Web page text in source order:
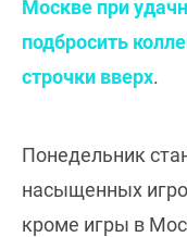
Москве при
подбросить
строчки вверх.
Понедельник
насыщенных
кроме игры в